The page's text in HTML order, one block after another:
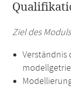
Ziel des
Verständnis